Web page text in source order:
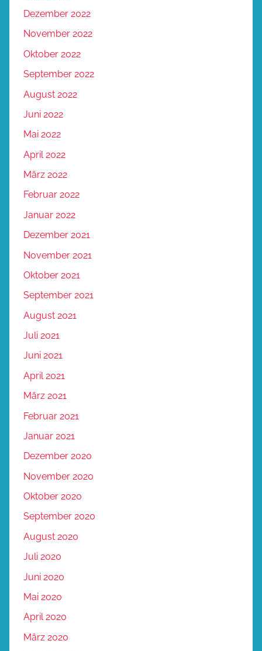
Dezember 2022
November 2022
Oktober 2022
September 2022
August 2022
Juni 2022
Mai 2022
April 2022
März 2022
Februar 2022
Januar 2022
Dezember 2021
November 2021
Oktober 2021
September 2021
August 2021
Juli 2021
Juni 2021
April 2021
März 2021
Februar 2021
Januar 2021
Dezember 2020
November 2020
Oktober 2020
September 2020
August 2020
Juli 2020
Juni 2020
Mai 2020
April 2020
März 2020